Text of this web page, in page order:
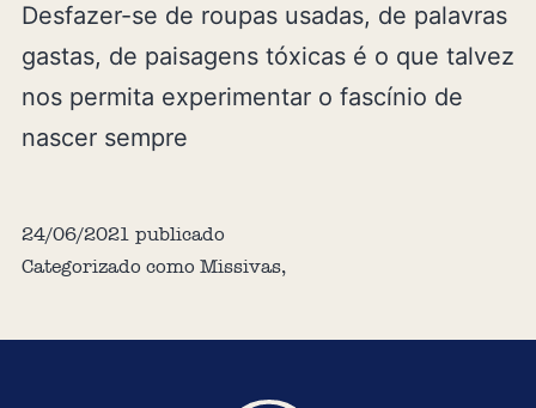
Desfazer-se de roupas usadas, de palavras
gastas, de paisagens tóxicas é o que talvez
nos permita experimentar o fascínio de
nascer sempre
24/06/2021 publicado
Categorizado como Missivas,